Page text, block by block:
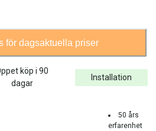
för dagsaktuella priser
köp i 90
dagar
Installation
50 års
erfarenhet